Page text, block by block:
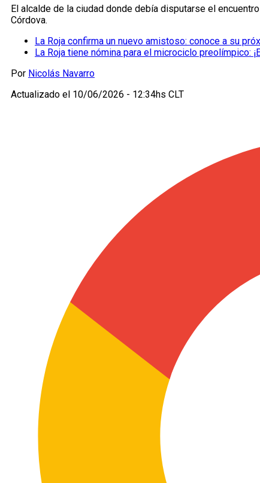
El alcalde de la ciudad donde debía disputarse el
Córdova.
La Roja confirma un nuevo amistoso: conoce a su
La Roja tiene nómina para el microciclo preolímpico:
Por Nicolás Navarro
Actualizado el 10/06/2026 - 12:34hs CLT